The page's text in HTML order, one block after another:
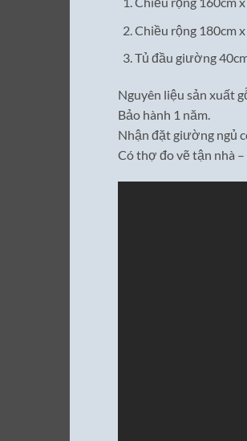
Chiều rộng 180cm
Tủ đầu giường
Nguyên liệu sản xuất
Bảo hành 1 năm.
Nhận đặt giường ngủ
Có thợ đo vẽ tận nhà